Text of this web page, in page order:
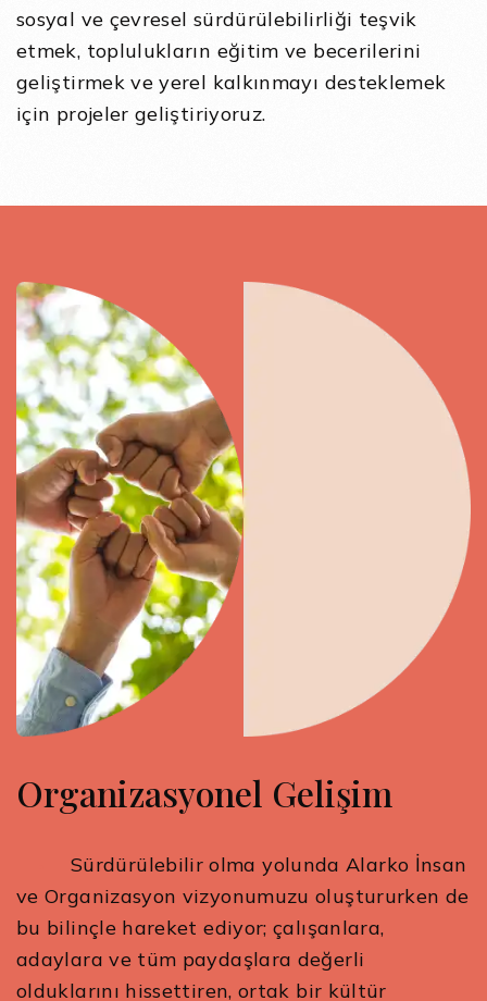
sosyal ve çevresel sürdürülebilirliği teşvik
etmek, toplulukların eğitim ve becerilerini
geliştirmek ve yerel kalkınmayı desteklemek
için projeler geliştiriyoruz.
Organizasyonel Gelişim
Sürdürülebilir olma yolunda Alarko İnsan
ve Organizasyon vizyonumuzu oluştururken de
bu bilinçle hareket ediyor; çalışanlara,
adaylara ve tüm paydaşlara değerli
olduklarını hissettiren, ortak bir kültür